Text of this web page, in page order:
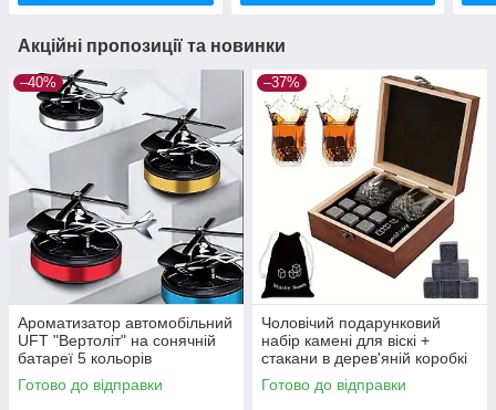
Акційні пропозиції та новинки
–40%
Ароматизатор автомобільний
UFT "Вертоліт" на сонячній
батареї 5 кольорів
Готово до відправки
–37%
Чоловічий подарунковий
набір камені для віскі +
стакани в дерев'яній коробкі
Готово до відправки